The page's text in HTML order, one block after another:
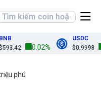
0.02%
USDC
$0.9998
phú